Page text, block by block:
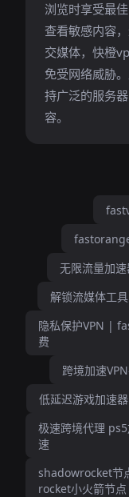
浏览时享受最
查看敏感内容
交媒体，快橙
免受网络威胁
持广泛的服务
容。
无限流量加
解锁流媒体工
隐私保护VPN |
费
跨境加速
低延迟游戏加速
极速跨境代理
速
shadowrocket节
rocket小火箭节点